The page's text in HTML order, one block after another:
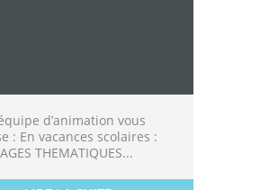
d’animation vous
: En vacances scolaires :
THEMATIQUES...